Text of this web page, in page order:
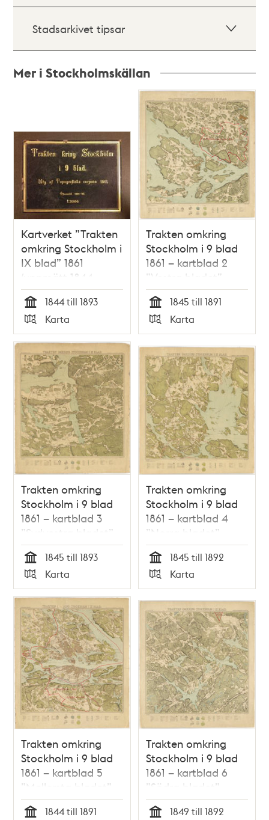
Stadsarkivet tipsar
Mer i Stockholmskällan
teman
Kartverket ”Trakten
omkring Stockholm i
IX blad” 1861
(uppmätt 1844-
1850, översedd 1891-
1893)
Tid
1844 till 1893
Typ
Karta
Trakten omkring
Stockholm i 9 blad
1861 – kartblad 2
”Vestra bladet”,
översett 1891
Tid
1845 till 1891
Typ
Karta
Trakten omkring
Stockholm i 9 blad
1861 – kartblad 3
”Sydvestra bladet”,
översett 1893
Tid
1845 till 1893
Typ
Karta
Trakten omkring
Stockholm i 9 blad
1861 – kartblad 4
”Norra bladet”,
översett 1892
Tid
1845 till 1892
Typ
Karta
Trakten omkring
Stockholm i 9 blad
1861 – kartblad 5
”Mellersta bladet”,
översett 1891
1844 till 1891
Trakten omkring
Stockholm i 9 blad
1861 – kartblad 6
”Södra bladet”,
översett 1892
1849 till 1892